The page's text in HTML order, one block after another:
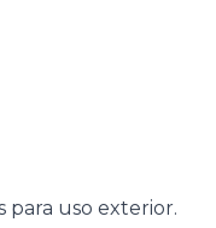
para uso exterior.